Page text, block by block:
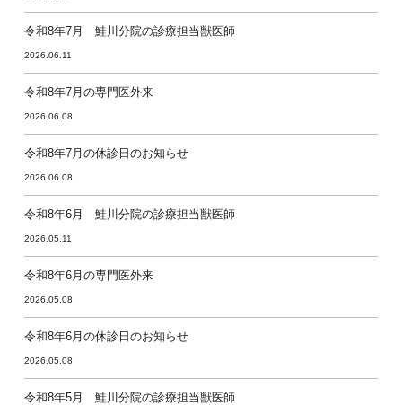
令和8年7月 鮭川分院の診療担当獣医師
2026.06.11
令和8年7月の専門医外来
2026.06.08
令和8年7月の休診日のお知らせ
2026.06.08
令和8年6月 鮭川分院の診療担当獣医師
2026.05.11
令和8年6月の専門医外来
2026.05.08
令和8年6月の休診日のお知らせ
2026.05.08
令和8年5月 鮭川分院の診療担当獣医師